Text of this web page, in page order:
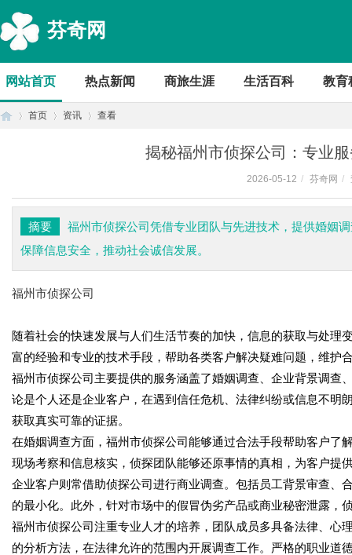
芬奇网
网站首页 热点新闻 商旅生涯 生活百科 教育
首页 资讯 查看
揭秘福州市侦探公司：专业
2026-05-12 / 芬奇网 /
摘要
福州市侦探公司凭借专业团队与先进技术，提供婚姻
保障信息安全，推动社会诚信发展。
福州市侦探公司
随着社会的快速发展与人们生活节奏的加快，信息的获取与处
富的经验和专业的技术手段，帮助各类客户解决疑难问题，维护
福州市侦探公司主要提供的服务涵盖了婚姻调查、企业背景调查
论是个人还是企业客户，在遇到信任危机、法律纠纷或信息不明
获取真实可靠的证据。
在婚姻调查方面，福州市侦探公司能够通过合法手段帮助客户了
现场考察和信息核实，侦探团队能够还原事情的真相，为客户提
企业客户则常借助侦探公司进行商业调查。包括员工背景审查、
的最小化。此外，针对市场中的假冒伪劣产品或商业秘密泄露，
福州市侦探公司注重专业人才的培养，团队成员多具备法律、心
的分析方法，在法律允许的范围内开展调查工作。严格的职业